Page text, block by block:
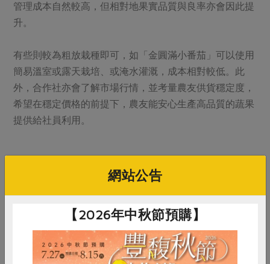
管理成本自然較高，但相對地果實品質與良率亦會因此提
升。
有些則較為粗放栽種即可，如「金圓滿小番茄」可以使用
簡易溫室或露天栽培、或淹水灌溉，成本相對較低。此
外，合作社亦會了解市場行情，並考量農友供貨穩定度，
希望在穩定價格的前提下，農友能安心生產高品質的蔬果
提供給社員利用。
網站公告
【2026年中秋節預購】